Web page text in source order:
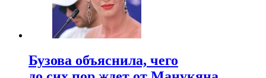
Бузова объяснила, чего